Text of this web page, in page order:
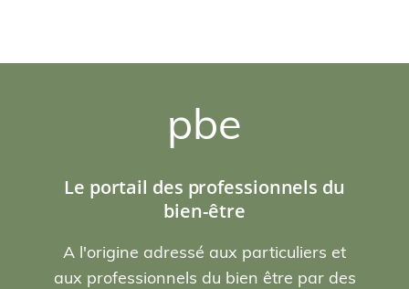
pbe
Le portail des professionnels du
bien-être
A l'origine adressé aux particuliers et
aux professionnels du bien être par des